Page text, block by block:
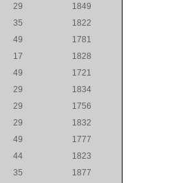
29
1849
35
1822
49
1781
17
1828
49
1721
29
1834
29
1756
29
1832
49
1777
44
1823
35
1877